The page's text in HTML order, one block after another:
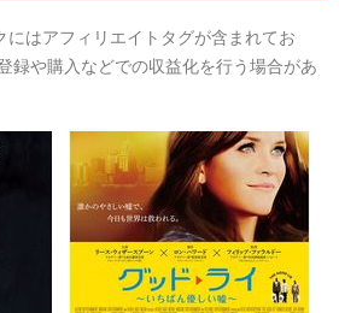
はアフィリエイトタグが含まれてお
録や購入などでの収益化を行う場合があ